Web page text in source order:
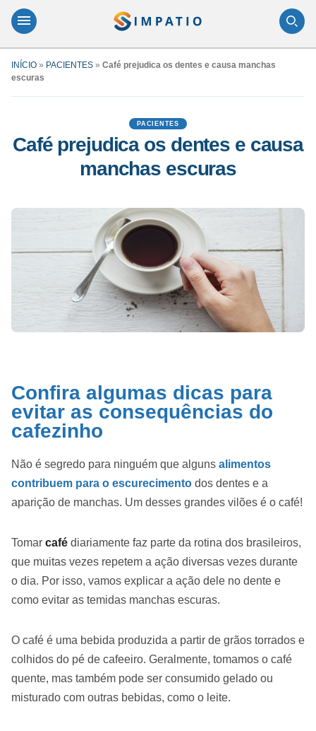
INÍCIO » PACIENTES » Café prejudica os dentes e causa manchas
escuras
PACIENTES
Café prejudica os dentes e causa
manchas escuras
Confira algumas dicas para
evitar as consequências do
cafezinho
Não é segredo para ninguém que alguns alimentos
contribuem para o escurecimento dos dentes e a
aparição de manchas. Um desses grandes vilões é o café!
Tomar café diariamente faz parte da rotina dos brasileiros,
que muitas vezes repetem a ação diversas vezes durante
o dia. Por isso, vamos explicar a ação dele no dente e
como evitar as temidas manchas escuras.
O café é uma bebida produzida a partir de grãos torrados e
colhidos do pé de cafeeiro. Geralmente, tomamos o café
quente, mas também pode ser consumido gelado ou
misturado com outras bebidas, como o leite.